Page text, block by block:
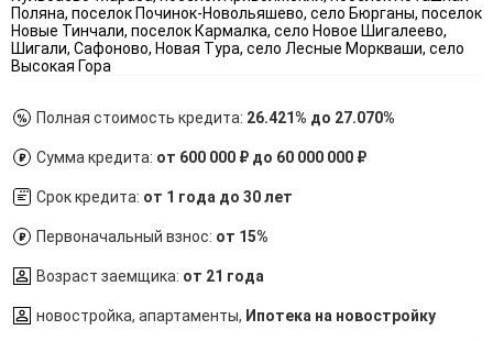
Полная стоимость кредита: 26.421% до 27.070%
Сумма кредита: от 600 000 ₽ до 60 000 000 ₽
Срок кредита: от 1 года до 30 лет
Первоначальный взнос: от 15%
Возраст заемщика: от 21 года
новостройка, апартаменты, Ипотека на новостройку